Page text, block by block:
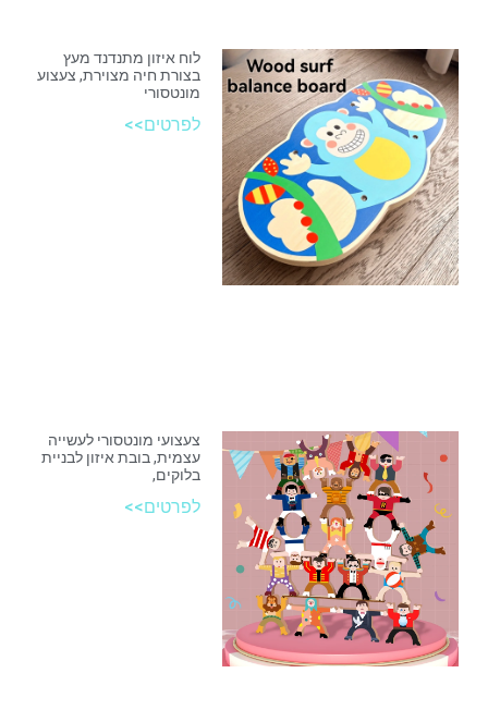
לוח איזון מתנדנד מעץ
בצורת חיה מצוירת, צעצוע
מונטסורי
לפרטים>>
צעצועי מונטסורי לעשייה
עצמית, בובת איזון לבניית
בלוקים,
לפרטים>>